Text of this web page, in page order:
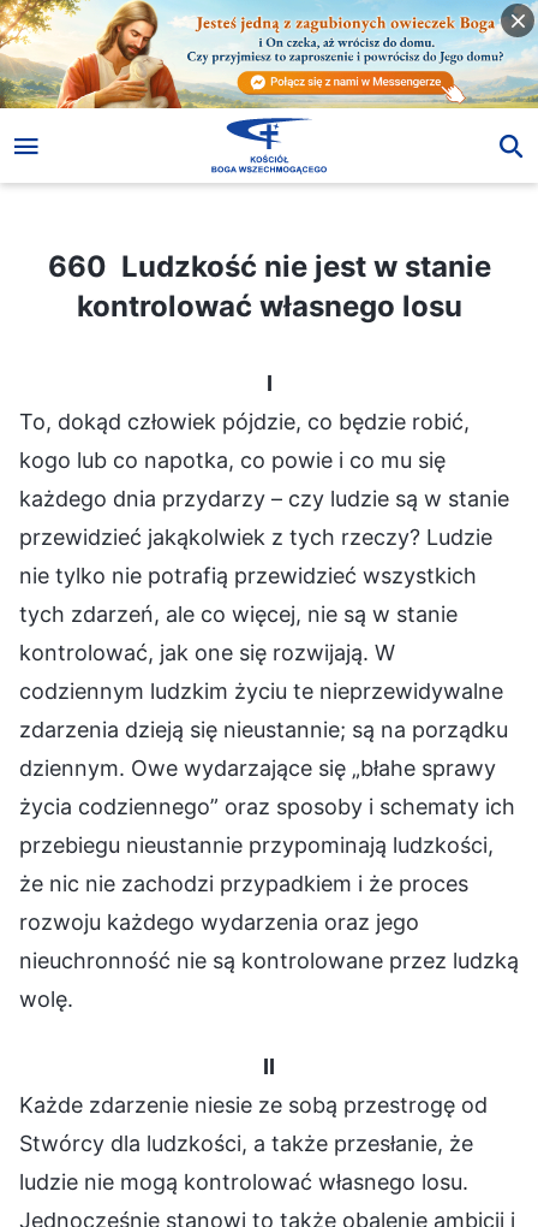
660 Ludzkość nie jest w stanie
kontrolować własnego losu
I
To, dokąd człowiek pójdzie, co będzie robić,
kogo lub co napotka, co powie i co mu się
każdego dnia przydarzy – czy ludzie są w stanie
przewidzieć jakąkolwiek z tych rzeczy? Ludzie
nie tylko nie potrafią przewidzieć wszystkich
tych zdarzeń, ale co więcej, nie są w stanie
kontrolować, jak one się rozwijają. W
codziennym ludzkim życiu te nieprzewidywalne
zdarzenia dzieją się nieustannie; są na porządku
dziennym. Owe wydarzające się „błahe sprawy
życia codziennego” oraz sposoby i schematy ich
przebiegu nieustannie przypominają ludzkości,
że nic nie zachodzi przypadkiem i że proces
rozwoju każdego wydarzenia oraz jego
nieuchronność nie są kontrolowane przez ludzką
wolę.
II
Każde zdarzenie niesie ze sobą przestrogę od
Stwórcy dla ludzkości, a także przesłanie, że
ludzie nie mogą kontrolować własnego losu.
Jednocześnie stanowi to także obalenie ambicji i